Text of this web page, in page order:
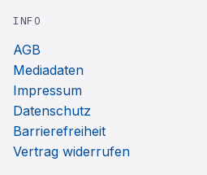
INFO
AGB
Mediadaten
Impressum
Datenschutz
Barrierefreiheit
Vertrag widerrufen